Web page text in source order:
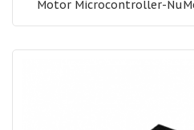
Motor Microcontroller-